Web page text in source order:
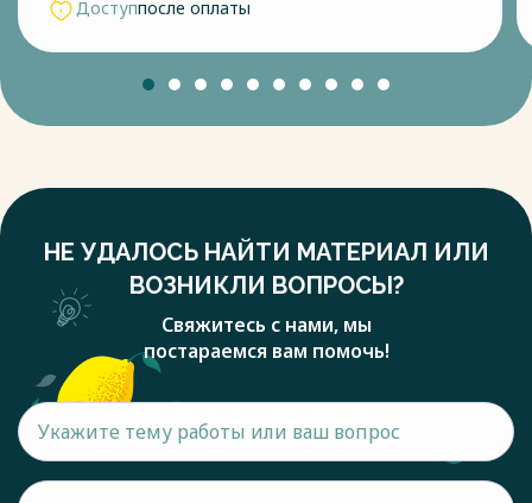
Доступпосле оплаты
НЕ УДАЛОСЬ НАЙТИ МАТЕРИАЛ ИЛИ
ВОЗНИКЛИ ВОПРОСЫ?
Свяжитесь с нами, мы
постараемся вам помочь!